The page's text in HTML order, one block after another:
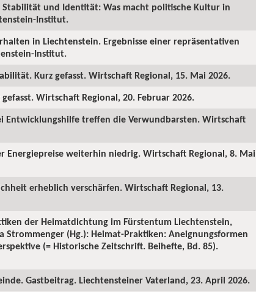
Stabilität und Identität: Was macht politische Kultur in
Institut.
in Liechtenstein. Ergebnisse einer repräsentativen
Institut.
Kurz gefasst. Wirtschaft Regional, 15. Mai 2026.
Wirtschaft Regional, 20. Februar 2026.
Entwicklungshilfe treffen die Verwundbarsten. Wirtschaft
weiterhin niedrig. Wirtschaft Regional, 8. Mai
erheblich verschärfen. Wirtschaft Regional, 13.
der Heimatdichtung im Fürstentum Liechtenstein,
Strommenger (Hg.): Heimat-Praktiken: Aneignungsformen
(= Historische Zeitschrift. Beihefte, Bd. 85).
Gastbeitrag. Liechtensteiner Vaterland, 23. April 2026.